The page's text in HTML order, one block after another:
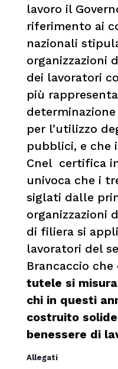
lavoro il
riferimento ai
nazionali
organizzazioni
dei lavoratori
più
per l’utilizzo
pubblici, e che
Cnel certifica
univoca che i
siglati dalle
organizzazioni
di filiera si
lavoratori del
Brancaccio che
tutele si
chi in questi
costruito
benessere di
Allegati